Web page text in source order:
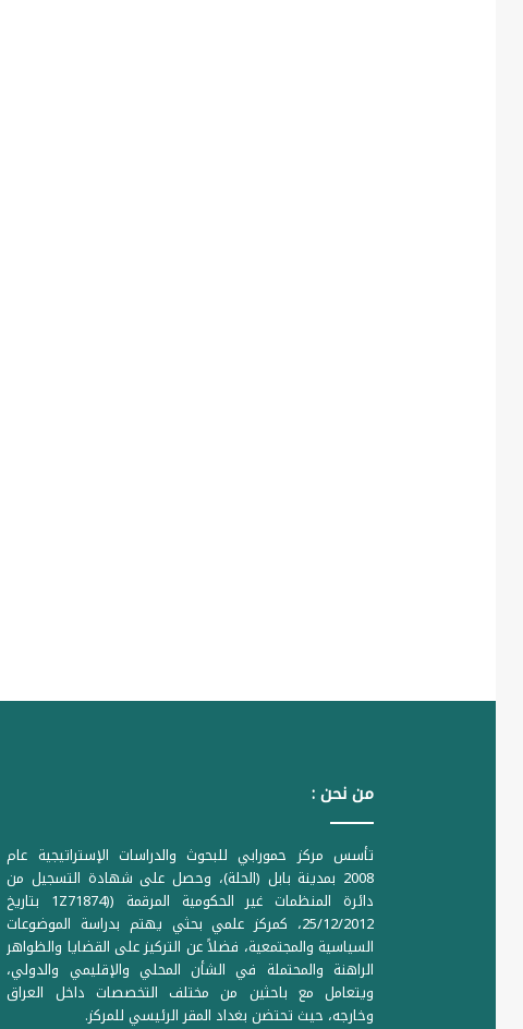
من نحن :
تأسس مركز حمورابي للبحوث والدراسات الإستراتيجية عام
2008 بمدينة بابل (الحلة)، وحصل على شهادة التسجيل من
دائرة المنظمات غير الحكومية المرقمة ((1Z71874 بتاريخ
25/12/2012، كمركز علمي بحثي يهتم بدراسة الموضوعات
السياسية والمجتمعية، فضلاً عن التركيز على القضايا والظواهر
الراهنة والمحتملة في الشأن المحلي والإقليمي والدولي،
ويتعامل مع باحثين من مختلف التخصصات داخل العراق
وخارجه، حيث تحتضن بغداد المقر الرئيسي للمركز.